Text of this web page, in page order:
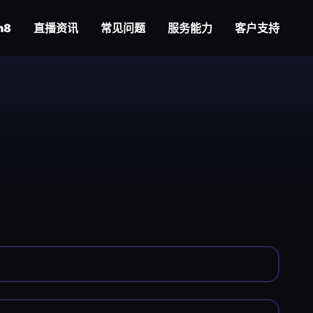
直播资讯 常见问题 服务能力 客户支持